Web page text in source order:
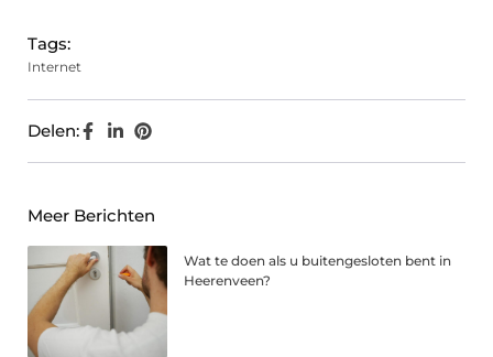
Tags:
Internet
Delen:
Meer Berichten
Wat te doen als u buitengesloten bent in
Heerenveen?